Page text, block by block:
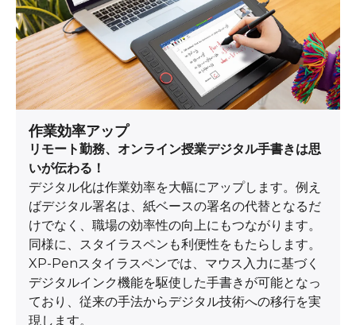
作業効率アップ
リモート勤務、オンライン授業デジタル手書きは思
いが伝わる！
デジタル化は作業効率を大幅にアップします。例え
ばデジタル署名は、紙ベースの署名の代替となるだ
けでなく、職場の効率性の向上にもつながります。
同様に、スタイラスペンも利便性をもたらします。
XP-Penスタイラスペンでは、マウス入力に基づく
デジタルインク機能を駆使した手書きが可能となっ
ており、従来の手法からデジタル技術への移行を実
現します。